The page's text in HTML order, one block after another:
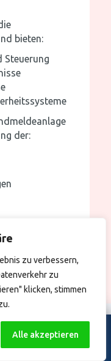
zu verbessern,
zu
klicken, stimmen
Alle akzeptieren
bieten:
Steuerung
der: